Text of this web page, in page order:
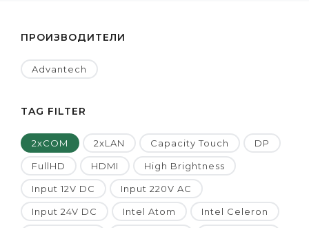
ПРОИЗВОДИТЕЛИ
Advantech
TAG FILTER
2xCOM 2xLAN Capacity Touch DP
FullHD HDMI High Brightness
Input 12V DC Input 220V AC
Input 24V DC Intel Atom Intel Celeron